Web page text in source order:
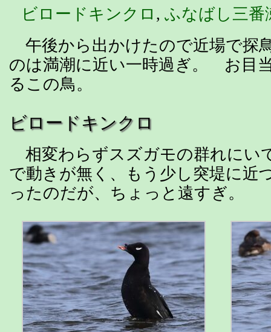
ビロードキンクロ , ふなばし三番
午後から出かけたので近場で探
のは満潮に近い一時過ぎ。 お目
るこの鳥。
ビロードキンクロ
相変わらずスズガモの群れにい
で動きが無く、もう少し突堤に近
ったのだが、ちょっと遠すぎ。